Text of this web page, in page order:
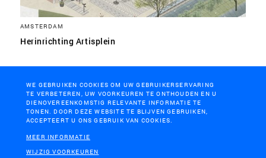
AMSTERDAM
Herinrichting Artisplein
GEMEENTE VLISSINGEN
WE GEBRUIKEN COOKIES OM UW GEBRUIKERSERVARING
TE VERBETEREN, UW VOORKEUREN TE ONTHOUDEN EN U
DIENOVEREENKOMSTIG RELEVANTE INFORMATIE TE
TONEN. DOOR DEZE WEBSITE TE BLIJVEN GEBRUIKEN,
ACCEPTEERT U ONS GEBRUIK VAN COOKIES.
MEER INFORMATIE
WIJZIG VOORKEUREN